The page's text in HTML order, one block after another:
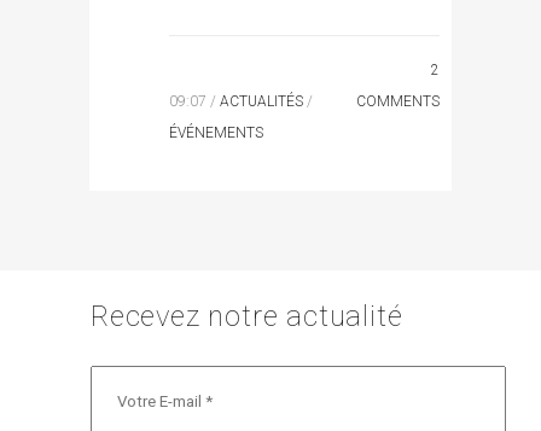
09:07 / ACTUALITÉS /
ÉVÉNEMENTS
2
COMMENTS
Recevez notre actualité